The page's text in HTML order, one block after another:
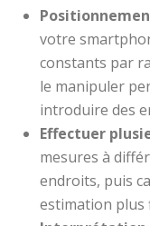
votre
constants par
le manipuler
introduire des
Effectuer
mesures à
endroits, puis
estimation plus